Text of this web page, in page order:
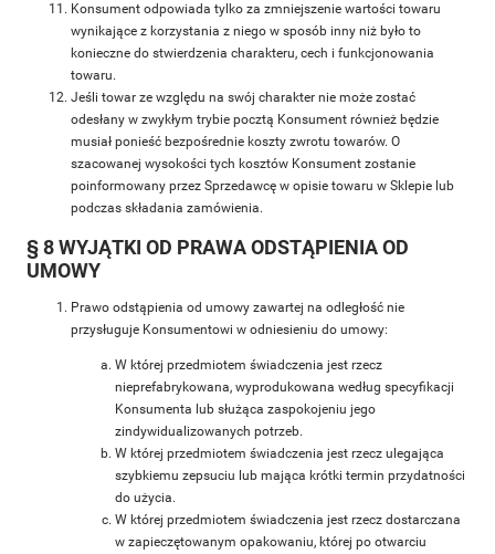
Konsument odpowiada tylko za zmniejszenie wartości towaru
wynikające z korzystania z niego w sposób inny niż było to
konieczne do stwierdzenia charakteru, cech i funkcjonowania
towaru.
Jeśli towar ze względu na swój charakter nie może zostać
odesłany w zwykłym trybie pocztą Konsument również będzie
musiał ponieść bezpośrednie koszty zwrotu towarów. O
szacowanej wysokości tych kosztów Konsument zostanie
poinformowany przez Sprzedawcę w opisie towaru w Sklepie lub
podczas składania zamówienia.
§ 8 WYJĄTKI OD PRAWA ODSTĄPIENIA OD
UMOWY
Prawo odstąpienia od umowy zawartej na odległość nie
przysługuje Konsumentowi w odniesieniu do umowy:
W której przedmiotem świadczenia jest rzecz
nieprefabrykowana, wyprodukowana według specyfikacji
Konsumenta lub służąca zaspokojeniu jego
zindywidualizowanych potrzeb.
W której przedmiotem świadczenia jest rzecz ulegająca
szybkiemu zepsuciu lub mająca krótki termin przydatności
do użycia.
W której przedmiotem świadczenia jest rzecz dostarczana
w zapieczętowanym opakowaniu, której po otwarciu